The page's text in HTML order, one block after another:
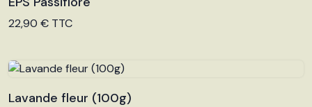
Voir le produit
22,90 € TTC
Lavande fleur (100g)